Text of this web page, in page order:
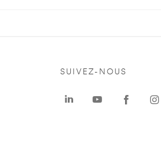
SUIVEZ-NOUS